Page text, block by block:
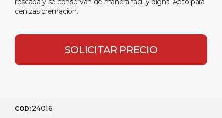
roscada y se conservan de manera facil y digna. Apto para
cenizas cremacion.
SOLICITAR PRECIO
COD: 24016